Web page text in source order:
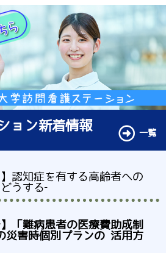
ョン新着情報
一覧
】認知症を有する高齢者への
うする‐
「難病患者の医療費助成制
災害時個別プランの 活用方